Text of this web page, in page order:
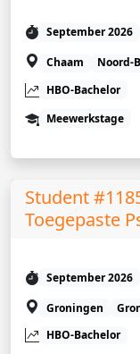
September 2026
Chaam
Noord-
HBO-Bachelor
Meewerkstage
Student
Toegepaste
September 2026
Groningen
HBO-Bachelor